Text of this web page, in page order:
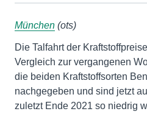
München (ots)
Die Talfahrt der
Vergleich zur vergangenen
die beiden Kraftstoffsorten
nachgegeben und sind jetzt
zuletzt Ende 2021 so niedrig